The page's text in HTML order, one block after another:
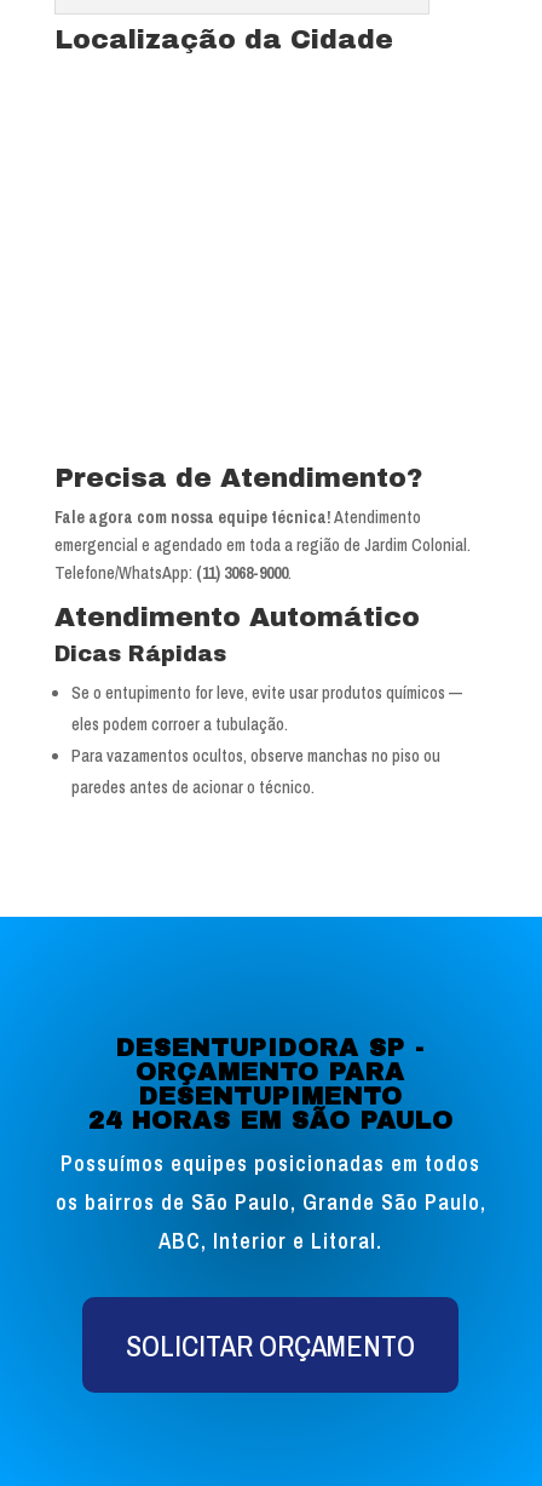
Localização da Cidade
Precisa de Atendimento?
Fale agora com nossa equipe técnica!Atendimento
emergencial e agendado em toda a região de Jardim Colonial.
Telefone/WhatsApp: (11) 3068-9000.
Atendimento Automático
Dicas Rápidas
Se o entupimento for leve, evite usar produtos químicos —
eles podem corroer a tubulação.
Para vazamentos ocultos, observe manchas no piso ou
paredes antes de acionar o técnico.
DESENTUPIDORA SP -
ORÇAMENTO PARA
DESENTUPIMENTO
24 HORAS EM SÃO PAULO
Possuímos equipes posicionadas em todos
os bairros de São Paulo, Grande São Paulo,
ABC, Interior e Litoral.
SOLICITAR ORÇAMENTO